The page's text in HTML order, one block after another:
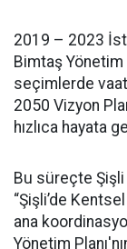
2019 – 2023
Bimtaş Yönetim
seçimlerde
2050 Vizyon
hızlıca hayata
Bu süreçte Şişli
“Şişli’de
ana
Yönetim